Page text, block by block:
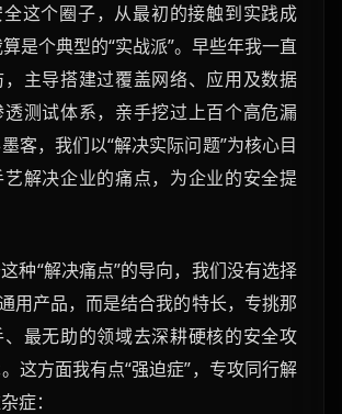
这个圈子，从最初的接触到实践成
是个典型的“实战派”。早些年我一直
主导搭建过覆盖网络、应用及数据
测试体系，亲手挖过上百个高危漏
客，我们以“解决实际问题”为核心目
解决企业的痛点，为企业的安全提
种“解决痛点”的导向，我们没有选择
用产品，而是结合我的特长，专挑那
最无助的领域去深耕硬核的安全攻
这方面我有点“强迫症”，专攻同行解
症：